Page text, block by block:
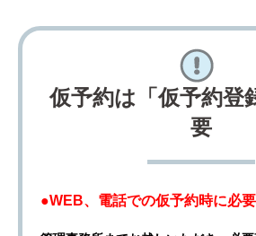
仮予約は「仮予約登
要
●WEB、電話での仮予約時に必